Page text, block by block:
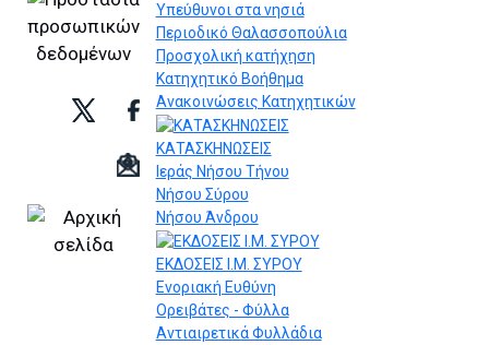
Υπεύθυνοι στα νησιά
Περιοδικό Θαλασσοπούλια
Προσχολική κατήχηση
Κατηχητικό Βοήθημα
Ανακοινώσεις Κατηχητικών
ΚΑΤΑΣΚΗΝΩΣΕΙΣ
Ιεράς Νήσου Τήνου
Νήσου Σύρου
Νήσου Άνδρου
ΕΚΔΟΣΕΙΣ Ι.Μ. ΣΥΡΟΥ
Ενοριακή Ευθύνη
Ορειβάτες - Φύλλα
Αντιαιρετικά Φυλλάδια